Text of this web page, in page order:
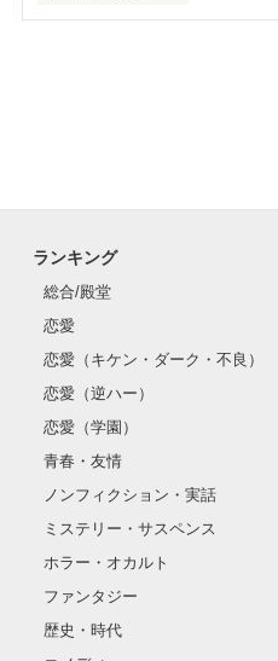
ランキング
総合/殿堂
恋愛
恋愛（キケン・ダーク・不良）
恋愛（逆ハー）
恋愛（学園）
青春・友情
ノンフィクション・実話
ミステリー・サスペンス
ホラー・オカルト
ファンタジー
歴史・時代